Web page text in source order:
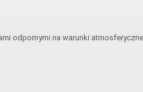
odpornymi na warunki